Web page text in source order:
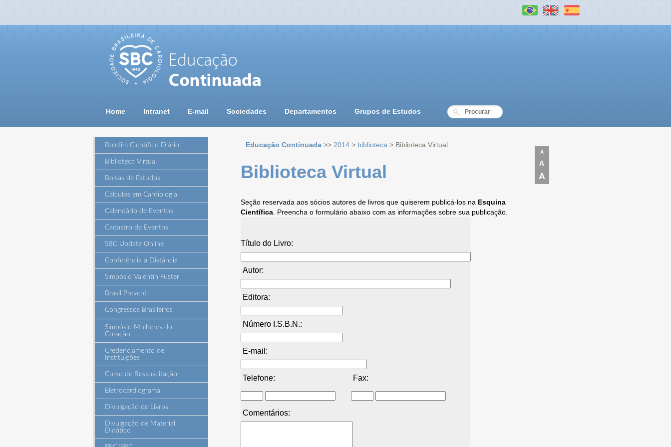
Home Intranet E-mail Sociedades Departamentos Grupos de Estudos
Boletim Científico Diário
Biblioteca Virtual
Bolsas de Estudos
Cálculos em Cardiologia
Calendário de Eventos
Cadastro de Eventos
SBC Update Online
Conferência à Distância
Simpósio Valentin Fuster
Brasil Prevent
Congressos Brasileiros
Simpósio Mulheres do
Coração
Credenciamento de
Instituições
Curso de Ressuscitação
Eletrocardiograma
Divulgação de Livros
Divulgação de Material
Didático
Educação Continuada>> 2014> biblioteca > Biblioteca Virtual
A
A
A
Biblioteca Virtual
Seção reservada aos sócios autores de livros que quiserem publicá-los na Esquina
Científica. Preencha o formulário abaixo com as informações sobre sua publicação.
Título do Livro:
Autor:
Editora:
Número I.S.B.N.:
E-mail:
Telefone: Fax:
Comentários: